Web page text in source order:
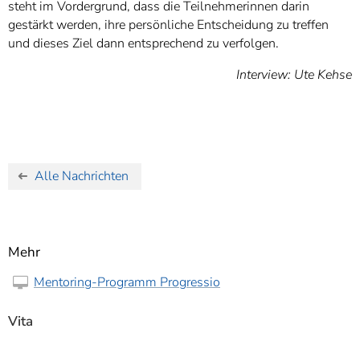
steht im Vordergrund, dass die Teilnehmerinnen darin
gestärkt werden, ihre persönliche Entscheidung zu treffen
und dieses Ziel dann entsprechend zu verfolgen.
Interview: Ute Kehse
Alle Nachrichten
Mehr
Mentoring-Programm Progressio
Vita